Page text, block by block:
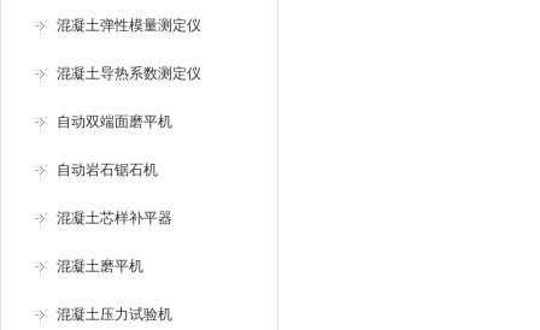
混凝土弹性模量测定仪
混凝土导热系数测定仪
自动双端面磨平机
自动岩石锯石机
混凝土芯样补平器
混凝土磨平机
混凝土压力试验机